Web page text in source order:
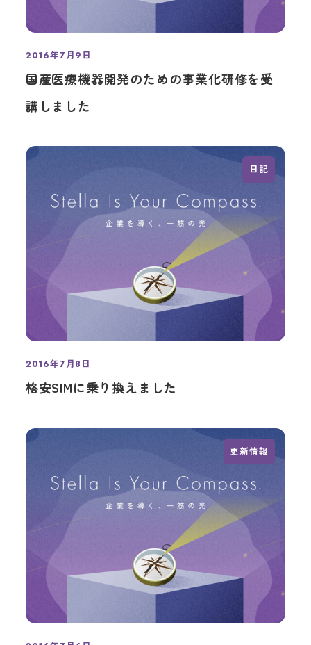
国産医療機器開発のための事業化研修を受
講しました
2016年7月9日
日記
格安SIMに乗り換えました
2016年7月8日
更新情報